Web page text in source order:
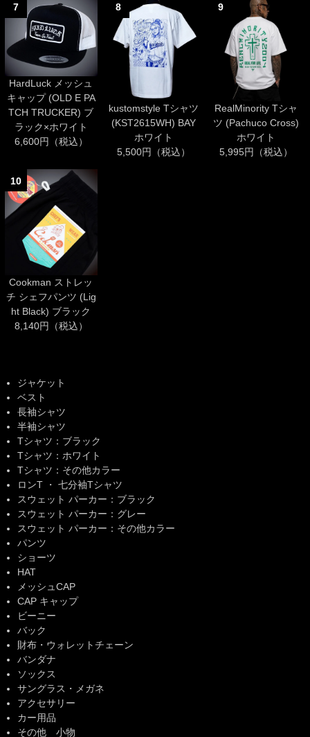
7
HardLuck メッシュ
キャップ (OLD E PA
TCH TRUCKER) ブ
ラック×ホワイト
6,600円（税込）
8
kustomstyle Tシャツ
(KST2615WH) BAY
ホワイト
5,500円（税込）
9
RealMinority Tシャ
ツ (Pachuco Cross)
ホワイト
5,995円（税込）
10
Cookman ストレッ
チ シェフパンツ (Lig
ht Black) ブラック
8,140円（税込）
ジャケット
ベスト
長袖シャツ
半袖シャツ
Tシャツ：ブラック
Tシャツ：ホワイト
Tシャツ：その他カラー
ロンT ・ 七分袖Tシャツ
スウェット パーカー：ブラック
スウェット パーカー：グレー
スウェット パーカー：その他カラー
パンツ
ショーツ
HAT
メッシュCAP
CAP キャップ
ビーニー
バック
財布・ウォレットチェーン
バンダナ
ソックス
サングラス・メガネ
アクセサリー
カー用品
その他 小物